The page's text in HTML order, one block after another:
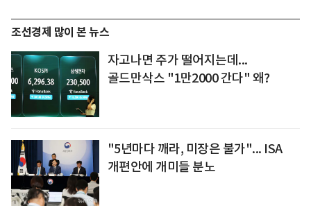
조선경제 많이 본 뉴스
자고나면 주가 떨어지는데...
골드만삭스 "1만2000 간다" 왜?
"5년마다 깨라, 미장은 불가"... ISA
개편안에 개미들 분노